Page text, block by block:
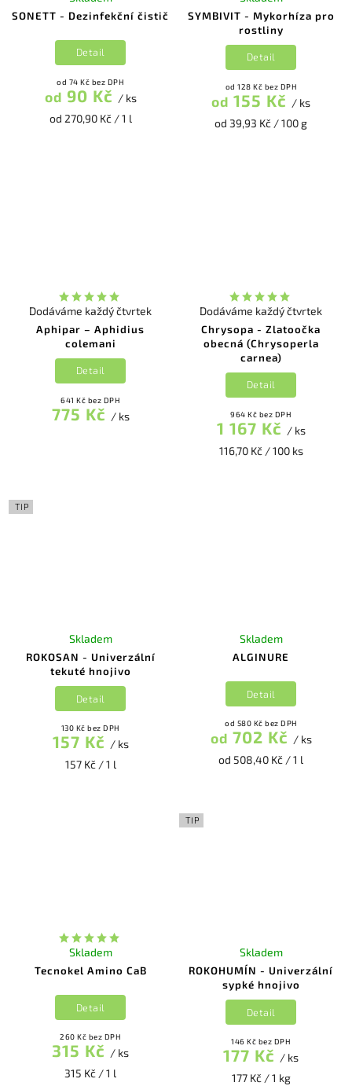
SONETT - Dezinfekční čistič
od 74 Kč bez DPH
od 90 Kč / ks
od 270,90 Kč / 1 l
Detail
SYMBIVIT - Mykorhíza pro
rostliny
od 128 Kč bez DPH
od 155 Kč / ks
od 39,93 Kč / 100 g
Detail
Aphipar – Aphidius
colemani
Dodáváme každý čtvrtek
641 Kč bez DPH
775 Kč / ks
Detail
Chrysopa - Zlatoočka
obecná (Chrysoperla
carnea)
Dodáváme každý čtvrtek
964 Kč bez DPH
1 167 Kč / ks
116,70 Kč / 100 ks
Detail
TIP
ROKOSAN - Univerzální
tekuté hnojivo
Skladem
130 Kč bez DPH
157 Kč / ks
157 Kč / 1 l
Detail
ALGINURE
Skladem
od 580 Kč bez DPH
od 702 Kč / ks
od 508,40 Kč / 1 l
Detail
Tecnokel Amino CaB
Skladem
260 Kč bez DPH
315 Kč / ks
315 Kč / 1 l
Detail
TIP
ROKOHUMÍN - Univerzální
sypké hnojivo
Skladem
146 Kč bez DPH
177 Kč / ks
177 Kč / 1 kg
Detail